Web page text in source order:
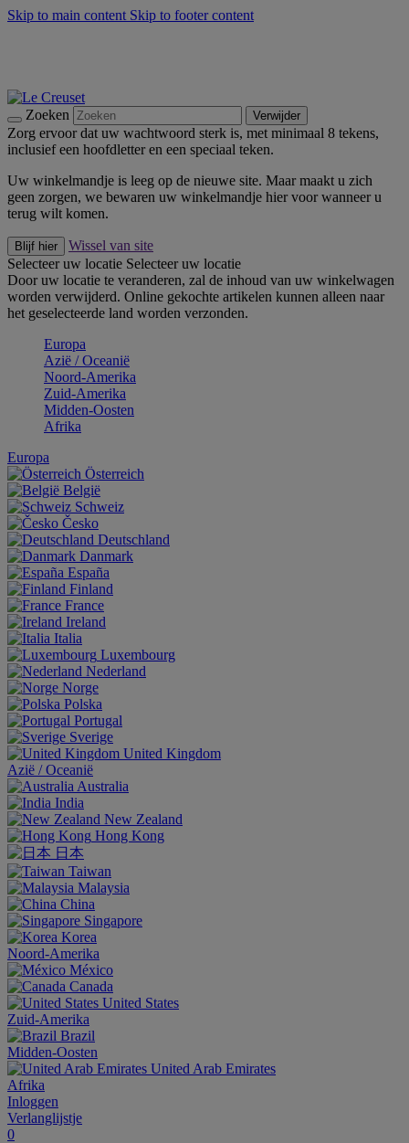
Skip to main content Skip to footer content
Zoeken Verwijder
Zorg ervoor dat uw wachtwoord sterk is, met minimaal 8 tekens,
inclusief een hoofdletter en een speciaal teken.
Uw winkelmandje is leeg op de nieuwe site. Maar maakt u zich
geen zorgen, we bewaren uw winkelmandje hier voor wanneer u
terug wilt komen.
Blijf hier
Wissel van site
Selecteer uw locatie Selecteer uw locatie
Door uw locatie te veranderen, zal de inhoud van uw winkelwagen
worden verwijderd. Online gekochte artikelen kunnen alleen naar
het geselecteerde land worden verzonden.
Europa
Aziё / Oceaniё
Noord-Amerika
Zuid-Amerika
Midden-Oosten
Afrika
Europa
Österreich
België
Schweiz
Česko
Deutschland
Danmark
España
Finland
France
Ireland
Italia
Luxembourg
Nederland
Norge
Polska
Portugal
Sverige
United Kingdom
Aziё / Oceaniё
Australia
India
New Zealand
Hong Kong
日本
Taiwan
Malaysia
China
Singapore
Korea
Noord-Amerika
México
Canada
United States
Zuid-Amerika
Brazil
Midden-Oosten
United Arab Emirates
Afrika
Inloggen
Verlanglijstje
0